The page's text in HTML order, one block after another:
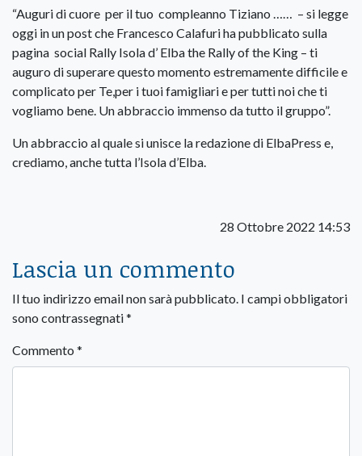
“Auguri di cuore per il tuo compleanno Tiziano …… – si legge
oggi in un post che Francesco Calafuri ha pubblicato sulla
pagina social Rally Isola d’ Elba the Rally of the King – ti
auguro di superare questo momento estremamente difficile e
complicato per Te,per i tuoi famigliari e per tutti noi che ti
vogliamo bene. Un abbraccio immenso da tutto il gruppo”.
Un abbraccio al quale si unisce la redazione di ElbaPress e,
crediamo, anche tutta l’Isola d’Elba.
28 Ottobre 2022 14:53
Lascia un commento
Il tuo indirizzo email non sarà pubblicato. I campi obbligatori
sono contrassegnati*
Commento *